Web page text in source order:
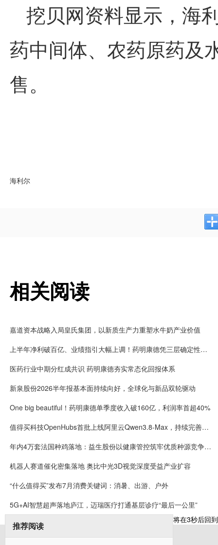
挖贝网资料显示，海
药中间体、农药原药及
售。
海利尔
相关阅读
嘉道资本战略入局皇氏集团，以新质生产力重塑水牛奶产业价值
上半年净利破百亿、业绩指引大幅上调！药明康德凭三层确定性接住K型分化红利
医药行业中期分红成共识 药明康德夯实常态化回报体系
新泉股份2026半年报基本面持续向好，全球化与新品双轮驱动
One big beautiful！药明康德单季度收入破160亿，利润率首超40%
值得买科技OpenHubs首批上线阿里云Qwen3.8-Max，持续完善企业多模型服务
年内4万套法国种鸡落地：益生股份以健康管控筑牢优质种源竞争壁垒
机器人赛道催化密集落地 奥比中光3D视觉深度受益产业扩容
“什么值得买”发布7月消费关键词：消暑、出游、户外
5G+AI智慧超声落地庐江，迈瑞医疗打通基层诊疗“最后一公里”
推荐阅读
将在3秒后回